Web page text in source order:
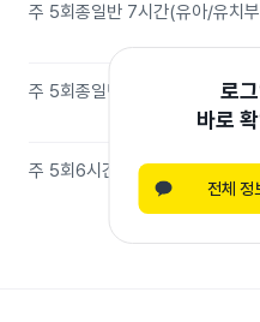
주 5회종일반 7시간(유아/유치부
주 5회종일반 5.5시간 유아/유
주 5회6시간 유아/유치부)
로
바로
전체 정